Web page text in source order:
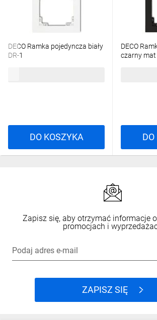
DECO Ramka pojedyncza biały
DR-1
DO KOSZYKA
DECO
czarny mat
Zapisz się, aby otrzymać informacje
promocjach i
Podaj adres e-mail
ZAPISZ SIĘ